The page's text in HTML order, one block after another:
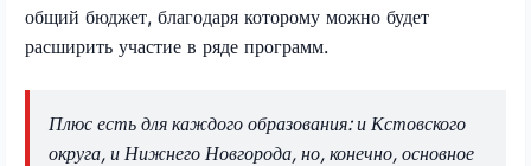
общий бюджет, благодаря которому можно будет
расширить участие в ряде программ.
Плюс есть для каждого образования: и Кстовского
округа, и Нижнего Новгорода, но, конечно, основное